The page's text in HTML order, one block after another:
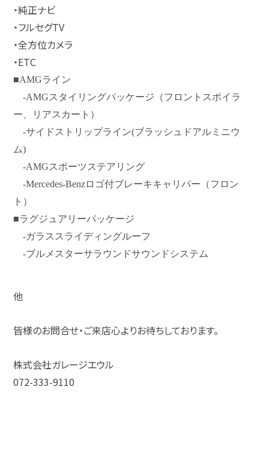
・純正ナビ
・フルセグTV
・全方位カメラ
・ETC
■AMGライン
-AMGスタイリングパッケージ（フロントスポイラ
ー、リアスカート）
-サイドストリップライン(ブラッシュドアルミニウ
ム)
-AMGスポーツステアリング
-Mercedes-Benzロゴ付ブレーキキャリパー（フロン
ト）
■ラグジュアリーパッケージ
-ガラススライディングルーフ
-ブルメスターサラウンドサウンドシステム
他
皆様のお問合せ・ご来店心よりお待ちしております。
株式会社ガレージエウル
072-333-9110